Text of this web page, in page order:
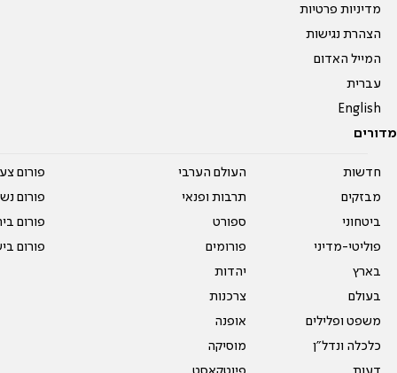
מדיניות פרטיות
הצהרת נגישות
המייל האדום
עברית
English
מדורים
חדשות
מבזקים
ביטחוני
פוליטי-מדיני
בארץ
בעולם
משפט ופלילים
כלכלה ונדל"ן
העולם הערבי
תרבות ופנאי
ספורט
פורומים
יהדות
צרכנות
אופנה
מוסיקה
פורום
פורום
פורום
פורום